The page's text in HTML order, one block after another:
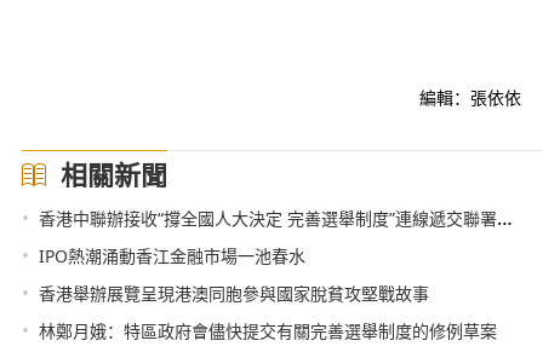
編輯：張依依
相關新聞
• 香港中聯辦接收“撐全國人大決定 完善選舉制度”連線遞交聯署簽名
• IPO熱潮涌動香江金融市場一池春水
• 香港舉辦展覽呈現港澳同胞參與國家脫貧攻堅戰故事
• 林鄭月娥：特區政府會儘快提交有關完善選舉制度的修例草案